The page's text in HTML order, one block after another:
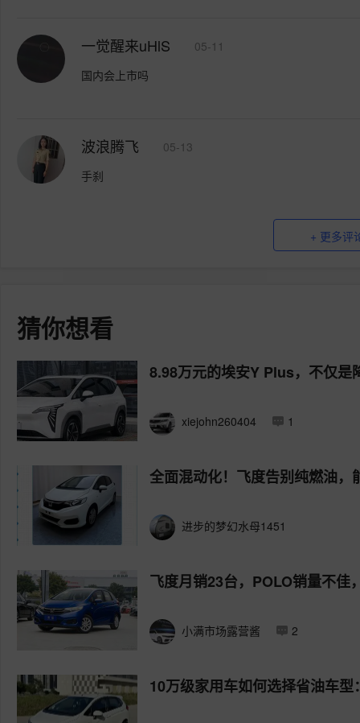
一觉醒来uHlS
05-11
国内会上市吗
波浪腾飞
05-13
手刹
+ 更多评
猜你想看
8.98万元的埃安Y Plus，不仅是
xiejohn260404 1
全面混动化！飞度告别纯燃油，
进步的梦幻水母1451
飞度月销23台，POLO销量不佳
小满市场露营酱 2
10万级家用车如何选择省油车